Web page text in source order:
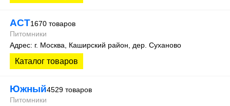
АСТ1670 товаров
Питомники
Адрес: г. Москва, Каширский район, дер. Суханово
Каталог товаров
Южный4529 товаров
Питомники